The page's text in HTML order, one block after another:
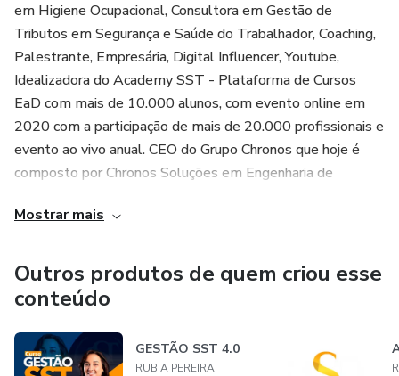
em Higiene Ocupacional, Consultora em Gestão de
Tributos em Segurança e Saúde do Trabalhador, Coaching,
Palestrante, Empresária, Digital Influencer, Youtube,
Idealizadora do Academy SST - Plataforma de Cursos
EaD com mais de 10.000 alunos, com evento online em
2020 com a participação de mais de 20.000 profissionais e
evento ao vivo anual. CEO do Grupo Chronos que hoje é
composto por Chronos Soluções em Engenharia de
Gerencial e Profissional, Disruptiva Marketing Digital e
Mostrar mais
Outros produtos de quem criou esse
conteúdo
GESTÃO SST 4.0
RUBIA PEREIRA